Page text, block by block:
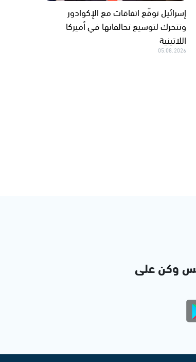
إسرائيل توقّع اتفاقات مع الإكوادور
وتتحرك لتوسيع تحالفاتها في أميركا
اللاتينية
05.08.2026
وكن على